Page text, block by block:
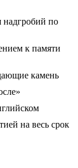
надгробий по
к памяти
камень
на весь срок